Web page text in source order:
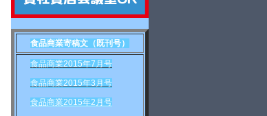
食品商業寄稿文（既刊号）
食品商業2015年7月号
食品商業2015年3月号
食品商業2015年2月号